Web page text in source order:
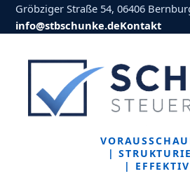
Gröbziger Straße 54, 06406
info@stbschunke.deKontakt
|
| EFFEKTIV